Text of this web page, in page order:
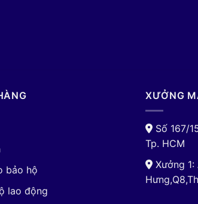
bảo hộ
lao động
XƯỞNG
Số 167/
Tp. HCM
Xưởng